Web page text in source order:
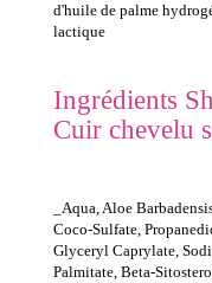
d'huile de palme
lactique
Ingrédients
Cuir chevelu
_Aqua, Aloe
Coco-Sulfate,
Glyceryl Caprylate,
Palmitate, Beta-